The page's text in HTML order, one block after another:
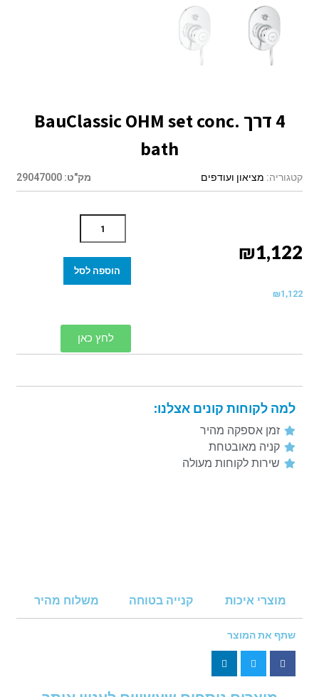
4 דרך BauClassic OHM set conc.
bath
קטגוריה: מציאון ועודפים מק"ט: 29047000
₪1,122
₪1,122
הוספה לסל
לחץ כאן
למה לקוחות קונים אצלנו:
זמן אספקה מהיר
קניה מאובטחת
שירות לקוחות מעולה
מוצרי איכות קנייה בטוחה משלוח מהיר
שתף את המוצר